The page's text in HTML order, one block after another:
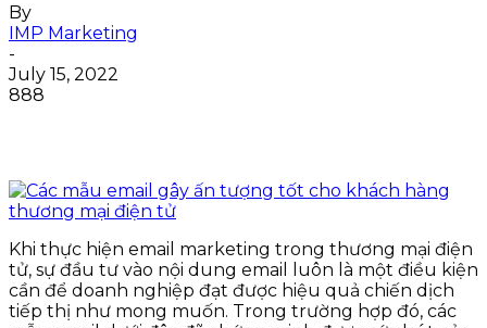
By
IMP Marketing
-
July 15, 2022
888
Khi thực hiện email marketing trong thương mại điện
tử, sự đầu tư vào nội dung email luôn là một điều kiện
cần để doanh nghiệp đạt được hiệu quả chiến dịch
tiếp thị như mong muốn. Trong trường hợp đó, các